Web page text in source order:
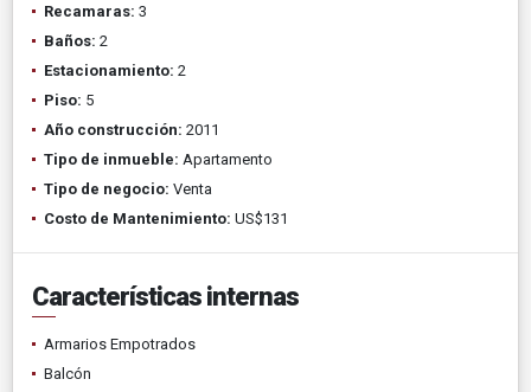
Recamaras: 3
Baños: 2
Estacionamiento: 2
Piso: 5
Año construcción: 2011
Tipo de inmueble: Apartamento
Tipo de negocio: Venta
Costo de Mantenimiento: US$131
Características internas
Armarios Empotrados
Balcón